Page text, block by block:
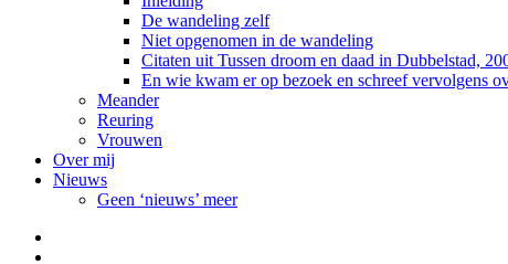
De wandeling zelf
Niet opgenomen in de wandeling
Citaten uit Tussen droom en daad in Dubbelstad,
En wie kwam er op bezoek en schreef vervolgens
Meander
Reuring
Vrouwen
Over mij
Nieuws
Geen ‘nieuws’ meer